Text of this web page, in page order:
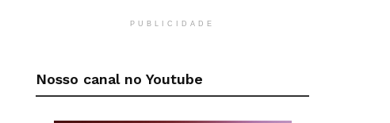
PUBLICIDADE
Nosso canal no Youtube